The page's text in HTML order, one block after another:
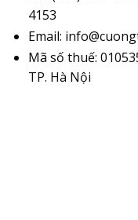
4153
Email:
Mã số thuế:
TP. Hà Nội